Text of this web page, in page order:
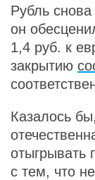
Рубль снова
он
1,4 руб. к
закрытию
Казалось
отыгрывать
с тем, что